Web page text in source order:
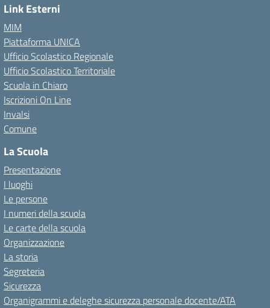
Link Esterni
MIM
Piattaforma UNICA
Ufficio Scolastico Regionale
Ufficio Scolastico Territoriale
Scuola in Chiaro
Iscrizioni On Line
Invalsi
Comune
La Scuola
Presentazione
I luoghi
Le persone
I numeri della scuola
Le carte della scuola
Organizzazione
La storia
Segreteria
Sicurezza
Organigrammi e deleghe sicurezza personale docente/ATA